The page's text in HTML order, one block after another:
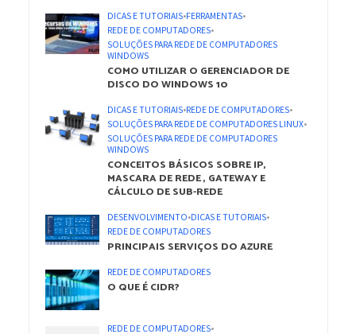
DICAS E TUTORIAIS•FERRAMENTAS•
REDE DE COMPUTADORES•
SOLUÇÕES PARA REDE DE COMPUTADORES
WINDOWS
COMO UTILIZAR O GERENCIADOR DE
DISCO DO WINDOWS 10
DICAS E TUTORIAIS•REDE DE COMPUTADORES•
SOLUÇÕES PARA REDE DE COMPUTADORES LINUX•
SOLUÇÕES PARA REDE DE COMPUTADORES
WINDOWS
CONCEITOS BÁSICOS SOBRE IP,
MASCARA DE REDE , GATEWAY E
CÁLCULO DE SUB-REDE
DESENVOLVIMENTO•DICAS E TUTORIAIS•
REDE DE COMPUTADORES
PRINCIPAIS SERVIÇOS DO AZURE
REDE DE COMPUTADORES
O QUE É CIDR?
REDE DE COMPUTADORES•